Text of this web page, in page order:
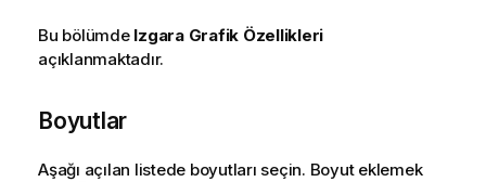
Bu bölümde Izgara Grafik Özellikleri
açıklanmaktadır.
Boyutlar
Aşağı açılan listede boyutları seçin. Boyut eklemek